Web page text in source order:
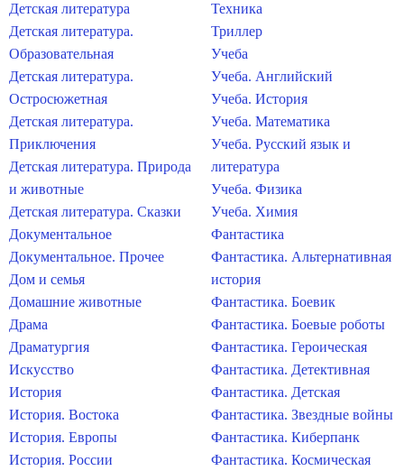
Детская литература
Детская литература.
Образовательная
Детская литература.
Остросюжетная
Детская литература.
Приключения
Детская литература. Природа
и животные
Детская литература. Сказки
Документальное
Документальное. Прочее
Дом и семья
Домашние животные
Драма
Драматургия
Искусство
История
История. Востока
История. Европы
История. России
Техника
Триллер
Учеба
Учеба. Английский
Учеба. История
Учеба. Математика
Учеба. Русский язык и
литература
Учеба. Физика
Учеба. Химия
Фантастика
Фантастика. Альтернативная
история
Фантастика. Боевик
Фантастика. Боевые роботы
Фантастика. Героическая
Фантастика. Детективная
Фантастика. Детская
Фантастика. Звездные войны
Фантастика. Киберпанк
Фантастика. Космическая